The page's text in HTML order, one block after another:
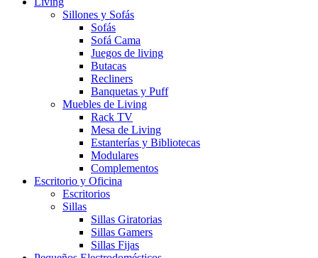
Sillones y Sofás
Sofás
Sofá Cama
Juegos de living
Butacas
Recliners
Banquetas y Puff
Muebles de Living
Rack TV
Mesa de Living
Estanterías y Bibliotecas
Modulares
Complementos
Escritorio y Oficina
Escritorios
Sillas
Sillas Giratorias
Sillas Gamers
Sillas Fijas